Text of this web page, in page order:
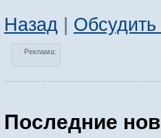
Назад | Обсудить
Реклама:
Последние